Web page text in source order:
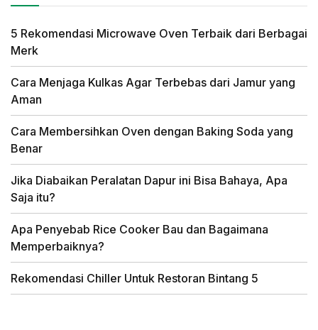
5 Rekomendasi Microwave Oven Terbaik dari Berbagai
Merk
Cara Menjaga Kulkas Agar Terbebas dari Jamur yang
Aman
Cara Membersihkan Oven dengan Baking Soda yang
Benar
Jika Diabaikan Peralatan Dapur ini Bisa Bahaya, Apa
Saja itu?
Apa Penyebab Rice Cooker Bau dan Bagaimana
Memperbaiknya?
Rekomendasi Chiller Untuk Restoran Bintang 5